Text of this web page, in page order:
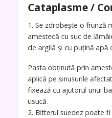
Cataplasme /
1. Se zdrobeşte o frunză
amestecă cu suc de
de argilă şi cu puţină apă
Pasta obţinută prin
aplică pe sinusurile
fixează cu ajutorul unui
usucă.
2. Bitterul suedez poate